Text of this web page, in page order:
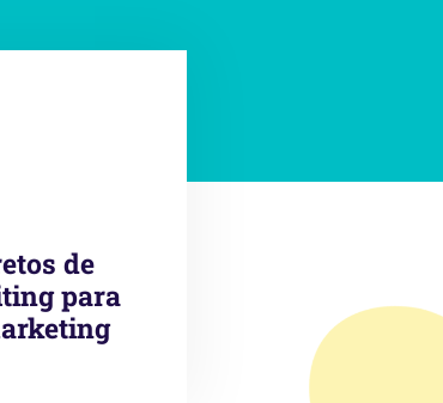
de
para